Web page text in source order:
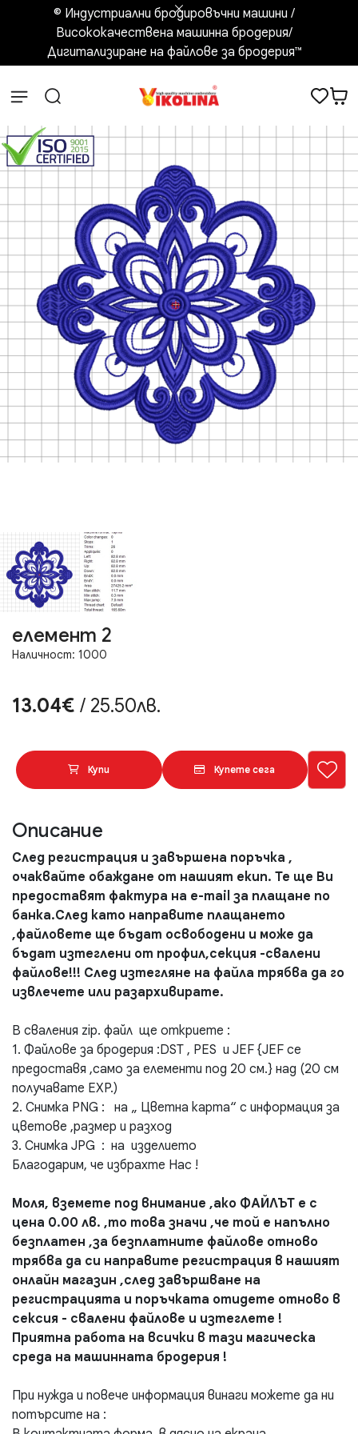
© Индустриални бродировъчни машини /
Висококачествена машинна бродерия/
Дигитализиране на файлове за бродерия™️
елемент 2
Наличност: 1000
13.04€ / 25.50лв.
Купи Купете сега
Описание
След регистрация и завършена поръчка ,
очаквайте обаждане от нашият екип. Те ще Ви
предоставят фактура на e-mail за плащане по
банка.След като направите плащането
,файловете ще бъдат освободени и може да
бъдат изтеглени от профил,секция -свалени
файлове!!! След изтегляне на файла трябва да го
извлечете или разархивирате.
В сваления zip. файл ще откриете :
1. Файлове за бродерия :DST , PES и JEF {JEF се
предоставя ,само за елементи под 20 см.} над (20 см
получавате EXP.)
2. Снимка PNG : на „ Цветна карта“ с информация за
цветове ,размер и разход
3. Снимка JPG : на изделието
Благодарим, че избрахте Нас !
Моля, вземете под внимание ,ако ФАЙЛЪТ е с
цена 0.00 лв. ,то това значи ,че той е напълно
безплатен ,за безплатните файлове отново
трябва да си направите регистрация в нашият
онлайн магазин ,след завършване на
регистрацията и поръчката отидете отново в
сексия - свалени файлове и изтеглете !
Приятна работа на всички в тази магическа
среда на машинната бродерия !
При нужда и повече информация винаги можете да ни
потърсите на :